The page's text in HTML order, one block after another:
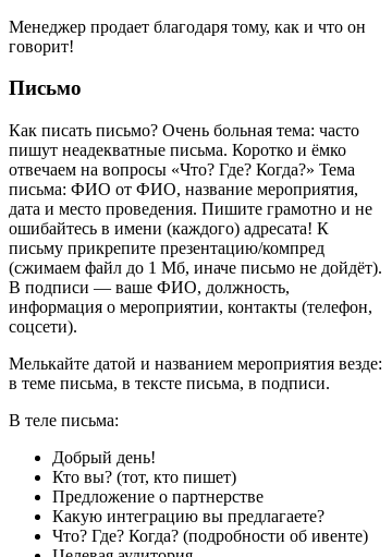
Менеджер продает благодаря тому, как и что он
говорит!
Письмо
Как писать письмо? Очень больная тема: часто
пишут неадекватные письма. Коротко и ёмко
отвечаем на вопросы «Что? Где? Когда?» Тема
письма: ФИО от ФИО, название мероприятия,
дата и место проведения. Пишите грамотно и не
ошибайтесь в имени (каждого) адресата! К
письму прикрепите презентацию/компред
(сжимаем файл до 1 Мб, иначе письмо не дойдёт).
В подписи — ваше ФИО, должность,
информация о мероприятии, контакты (телефон,
соцсети).
Мелькайте датой и названием мероприятия везде:
в теме письма, в тексте письма, в подписи.
В теле письма:
Добрый день!
Кто вы? (тот, кто пишет)
Предложение о партнерстве
Какую интеграцию вы предлагаете?
Что? Где? Когда? (подробности об ивенте)